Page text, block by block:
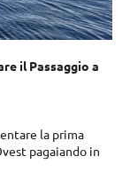
il Passaggio a
la prima
pagaiando in